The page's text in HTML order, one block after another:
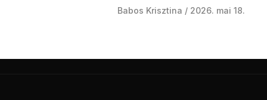
Babos Krisztina 2026. mai 18.